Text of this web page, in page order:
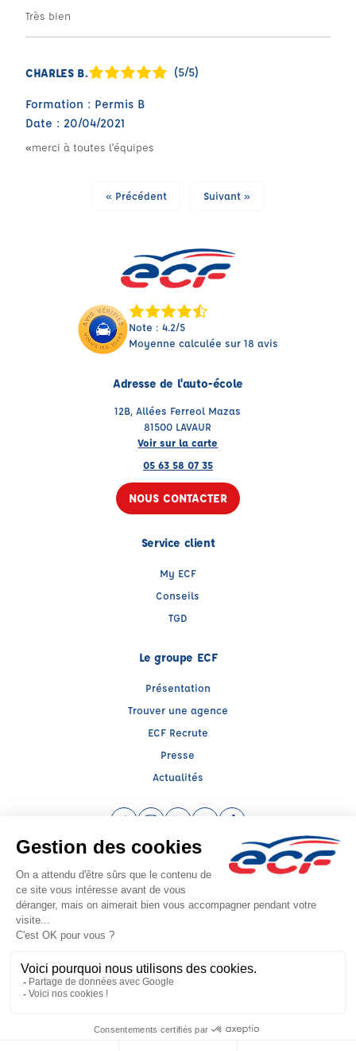
Très bien
CHARLES B. (5/5)
Formation : Permis B
Date : 20/04/2021
«merci à toutes l’équipes
« Précédent Suivant »
Note : 4.2/5
Moyenne calculée sur 18 avis
Adresse de l'auto-école
12B, Allées Ferreol Mazas
81500 LAVAUR
Voir sur la carte
05 63 58 07 35
NOUS CONTACTER
Service client
My ECF
Conseils
TGD
Le groupe ECF
Présentation
Trouver une agence
ECF Recrute
Presse
Actualités
Instagram (nouvelle fenêtre)
LinkedIn (nouvelle fenêtre)
YouTube (nouvelle fenêtre)
TikTok (nouvelle
Raison sociale : SARL BERNARD ALEXANDRE - Capital social: 20430€
SIREN: 800123952 - Numéro de TVA intracommunautaire: FR71800123952
Agrément n°E0208102840
Siège social : Centre Commercial des Portes du Tarn , SAINT SULPICE (81370) -